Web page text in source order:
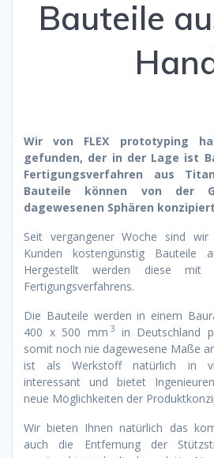
Bauteile
Wir von FLEX prototyping
gefunden, der in der Lage ist
Fertigungsverfahren aus
Bauteile können von der
dagewesenen Sphären
Seit vergangener Woche sind
Kunden kostengünstig Bauteile
Hergestellt werden diese mit
Fertigungsverfahrens.
Die Bauteile werden in einem
400 x 500 mm 3 in Deutschland
somit noch nie dagewesene Maße
ist als Werkstoff natürlich in
interessant und bietet
neue Möglichkeiten der
Wir bieten Ihnen natürlich das
auch die Entfernung der